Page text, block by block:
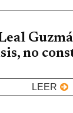
no
LEER